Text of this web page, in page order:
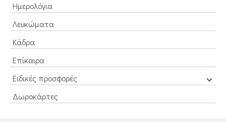
Ημερολόγια
Λευκώματα
Κάδρα
Επίκαιρα
Ειδικές προσφορές
Δωροκάρτες